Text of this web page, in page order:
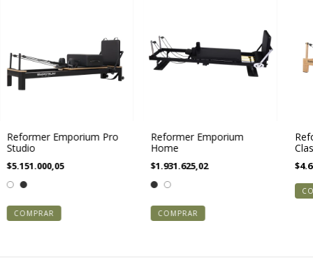
Reformer Emporium Pro
Studio
$5.151.000,05
COMPRAR
Reformer Emporium
Home
$1.931.625,02
COMPRAR